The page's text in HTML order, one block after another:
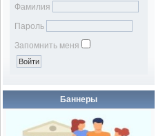
Фамилия
Пароль
Запомнить меня
Баннеры